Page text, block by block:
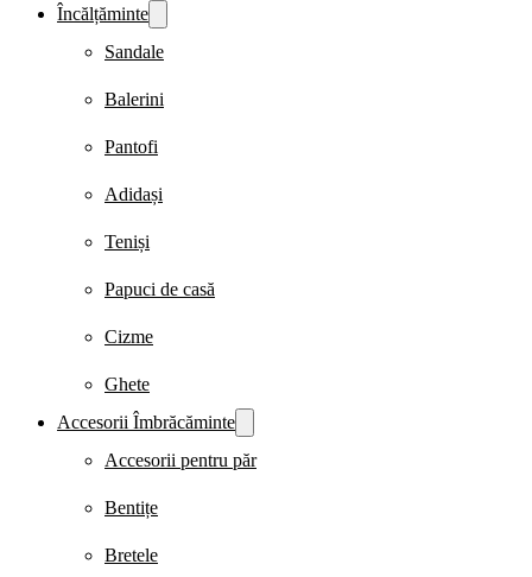
Încălțăminte
Sandale
Balerini
Pantofi
Adidași
Teniși
Papuci de casă
Cizme
Ghete
Accesorii Îmbrăcăminte
Accesorii pentru păr
Bentițe
Bretele